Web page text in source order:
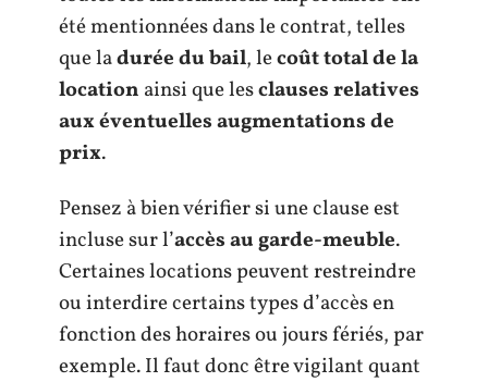
été mentionnées dans le contrat, telles
que ladurée du bail, lecoût total de la
location ainsi que lesclauses relatives
aux éventuelles augmentations de
prix.
Pensez à bien vérifier si une clause est
incluse sur l’accès au garde-meuble.
Certaines locations peuvent restreindre
ou interdire certains types d’accès en
fonction des horaires ou jours fériés, par
exemple. Il faut donc être vigilant quant